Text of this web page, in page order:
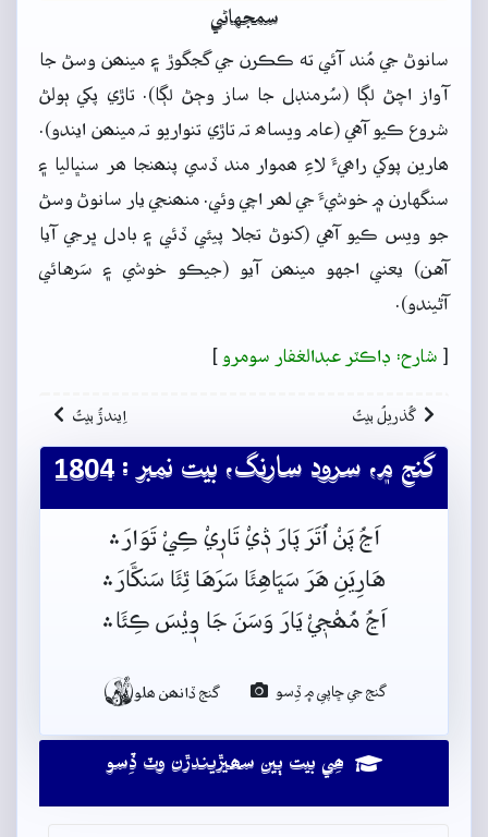
سمجهاڻي
سانوڻ جي مُند آئي ته ڪڪرن جي گجگوڙ ۽ مينھن وسڻ جا
آواز اچڻ لڳا (سُرمنڊل جا ساز وڄڻ لڳا). تاڙي پکي ٻولڻ
شروع ڪيو آهي (عام ويساھ تہ تاڙي تنواريو تہ مينھن ايندو).
ھارين پوکي راھيءَ لاءِ ھموار مند ڏسي پنھنجا ھر سنڀاليا ۽
سنگهارن ۾ خوشيءَ جي لھر اچي وئي. منھنجي يار سانوڻ وسڻ
جو ويس ڪيو آهي (کنوڻ تجلا پيئي ڏئي ۽ بادل ڀرجي آيا
آهن) يعني اجهو مينھن آيو (جيڪو خوشي ۽ سَرهائي
آڻيندو).
[ شارح: ڊاڪٽر عبدالغفار سومرو ]
گُذريلُ بيتُ اِيندڙُ بيتُ
گنج ۾، سرود سارنگ، بيت نمبر : 1804
اَڃُ پَنْ اُتَرَ پَارَ ڎٖيْ تَارٖيْ ڪِيْ تَوَارَ﮶
هَارِيَنِ هَرَ سَڀَاهِئَا سَرَهَا ٿِئَا سَنکَّارَ﮶
اَڃُ مُھْجٖيْ يَارَ وَسَنَ جَا وٖيْسَ ڪِئَا﮶
گنج جي ڇاپي ۾ ڏِسو گنج ڏانھن ھلو
ھِي بيت ٻين سھيڙيندڙن وٽ ڏِسو